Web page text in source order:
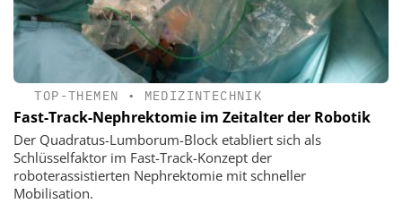
TOP-THEMEN • MEDIZINTECHNIK
Fast-Track-Nephrektomie im Zeitalter der Robotik
Der Quadratus-Lumborum-Block etabliert sich als
Schlüsselfaktor im Fast-Track-Konzept der
roboterassistierten Nephrektomie mit schneller
Mobilisation.